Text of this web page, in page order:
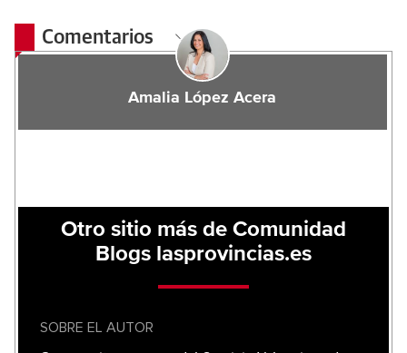
Comentarios
Amalia López Acera
Otro sitio más de Comunidad
Blogs lasprovincias.es
SOBRE EL AUTOR